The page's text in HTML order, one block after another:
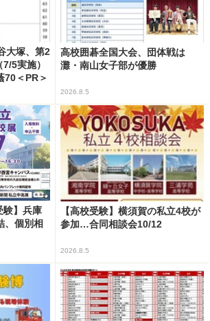
大塚、第2
5実施）
＜PR＞
高校囲碁全国大会、団体戦は
灘・南山女子部が優勝
2026.8.5
験】兵庫
、個別相
【高校受験】横須賀の私立4校が
参加…合同相談会10/12
2026.8.5